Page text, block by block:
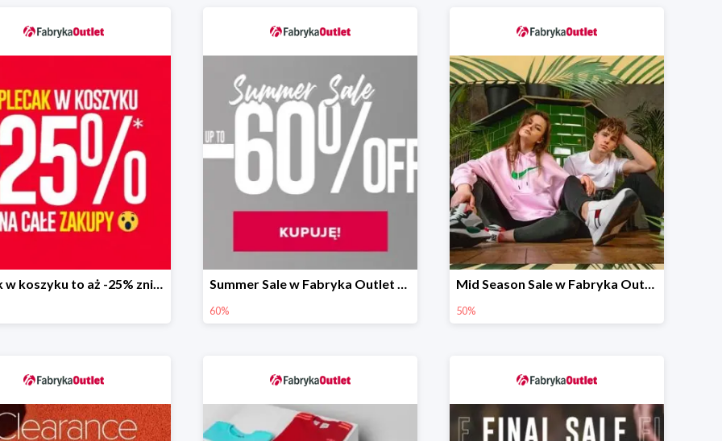
Plecak w koszyku to aż -25% zniżki na całe zakupy Summer Sale w Fabryka Outlet do -60%
60%
Mid Season Sale w Fabryka Outlet do -50%
50%